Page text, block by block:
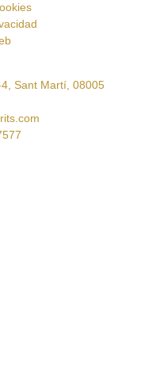
Sant Martí, 08005